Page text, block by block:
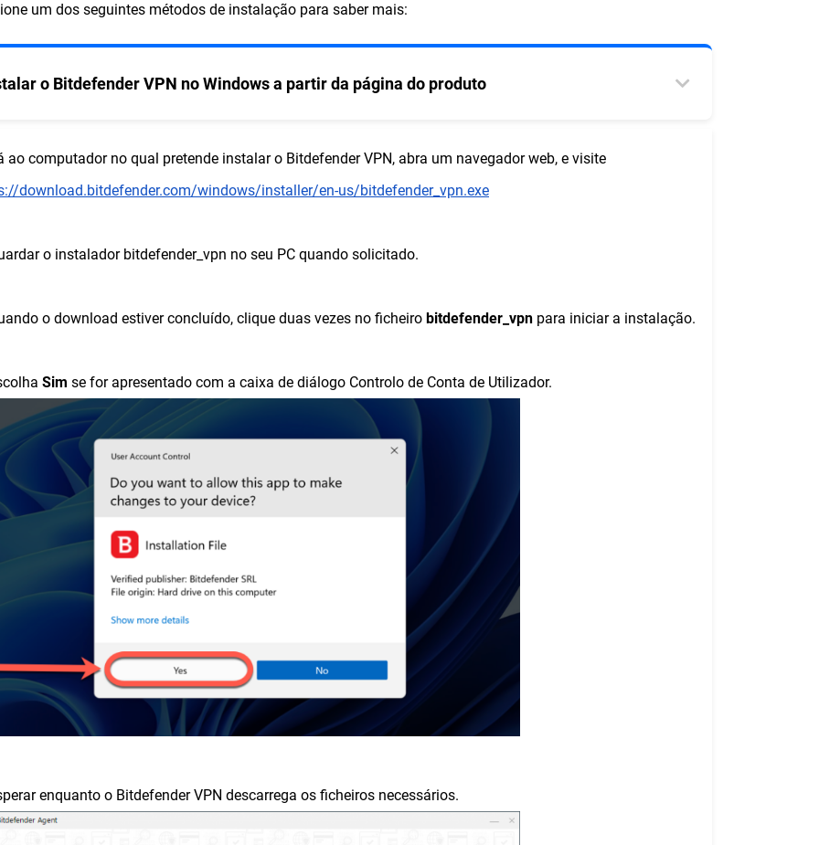
um dos seguintes métodos de instalação para saber mais:
o Bitdefender VPN no Windows a partir da página do produto
ao computador no qual pretende instalar o Bitdefender VPN, abra um navegador web, e visite
download.bitdefender.com/windows/installer/en-us/bitdefender_vpn.exe
o instalador bitdefender_vpn no seu PC quando solicitado.
o download estiver concluído, clique duas vezes no ficheiro bitdefender_vpn para iniciar a instalação.
Sim se for apresentado com a caixa de diálogo Controlo de Conta de Utilizador.
enquanto o Bitdefender VPN descarrega os ficheiros necessários.